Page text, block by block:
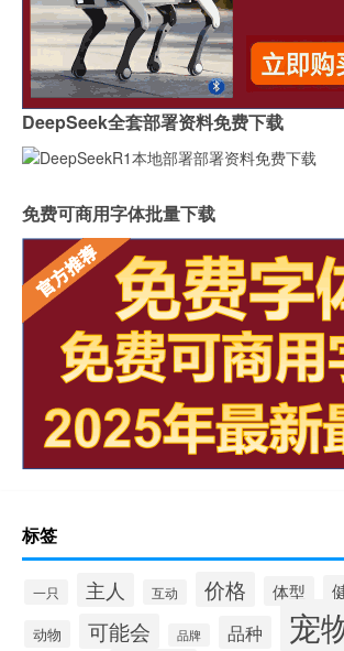
DeepSeek全套部署资料免费下载
免费可商用字体批量下载
标签
一只 主人 互动 价格 体型
动物 可能会 品牌 品种 宠